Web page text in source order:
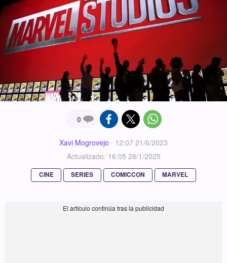
0
Xavi Mogrovejo · 12:07 21/6/2023
Actualizado: 16:05 28/1/2025
CINE SERIES COMICCON MARVEL